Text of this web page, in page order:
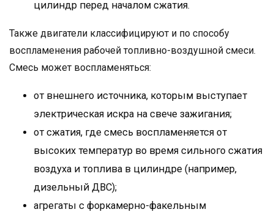
цилиндр перед началом сжатия.
Также двигатели классифицируют и по способу
воспламенения рабочей топливно-воздушной смеси.
Смесь может воспламеняться:
от внешнего источника, которым выступает
электрическая искра на свече зажигания;
от сжатия, где смесь воспламеняется от
высоких температур во время сильного сжатия
воздуха и топлива в цилиндре (например,
дизельный ДВС);
агрегаты с форкамерно-факельным